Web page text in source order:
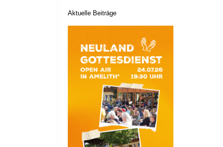
Aktuelle Beiträge